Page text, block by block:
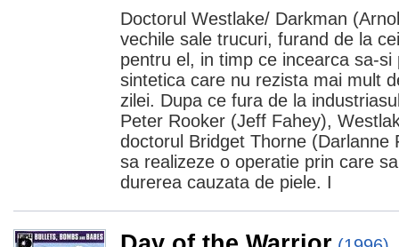
Doctorul Westlake/ Darkman
vechile sale trucuri, furand de la
pentru el, in timp ce incearca sa-si
sintetica care nu rezista mai mult
zilei. Dupa ce fura de la
Peter Rooker (Jeff Fahey),
doctorul Bridget Thorne (Darlanne
sa realizeze o operatie prin care
durerea cauzata de piele. I